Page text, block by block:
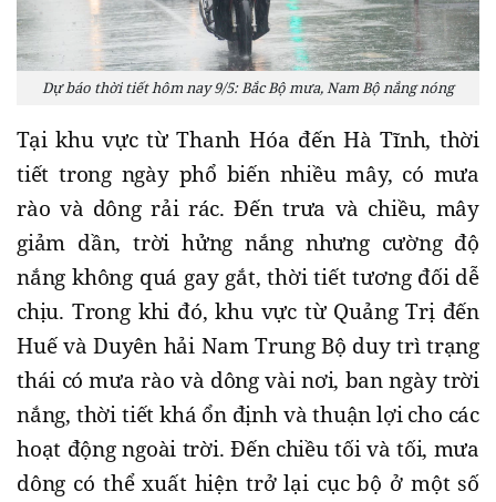
Dự báo thời tiết hôm nay 9/5: Bắc Bộ mưa, Nam Bộ nắng nóng
Tại khu vực từ Thanh Hóa đến Hà Tĩnh, thời
tiết trong ngày phổ biến nhiều mây, có mưa
rào và dông rải rác. Đến trưa và chiều, mây
giảm dần, trời hửng nắng nhưng cường độ
nắng không quá gay gắt, thời tiết tương đối dễ
chịu. Trong khi đó, khu vực từ Quảng Trị đến
Huế và Duyên hải Nam Trung Bộ duy trì trạng
thái có mưa rào và dông vài nơi, ban ngày trời
nắng, thời tiết khá ổn định và thuận lợi cho các
hoạt động ngoài trời. Đến chiều tối và tối, mưa
dông có thể xuất hiện trở lại cục bộ ở một số